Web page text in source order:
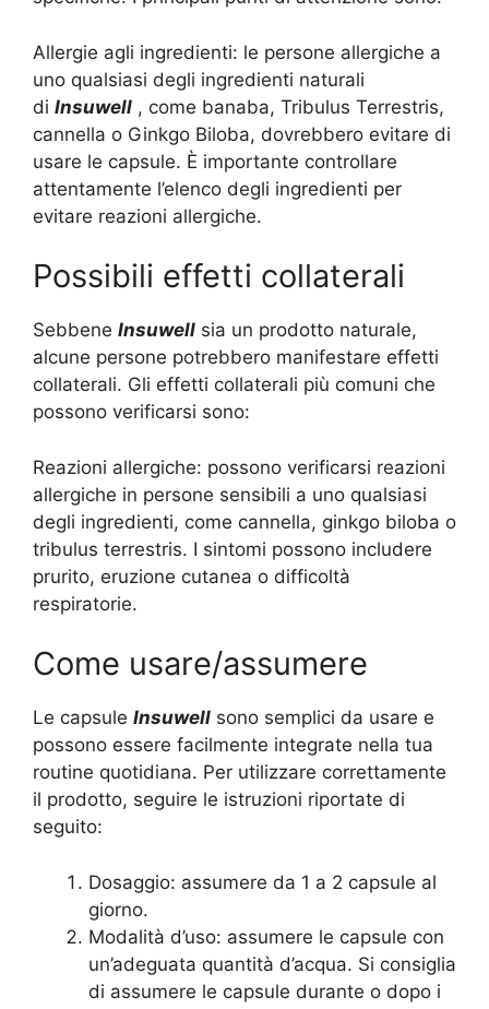
Allergie agli ingredienti: le persone allergiche a
uno qualsiasi degli ingredienti naturali
di Insuwell , come banaba, Tribulus Terrestris,
cannella o Ginkgo Biloba, dovrebbero evitare di
usare le capsule. È importante controllare
attentamente l’elenco degli ingredienti per
evitare reazioni allergiche.
Possibili effetti collaterali
Sebbene Insuwell sia un prodotto naturale,
alcune persone potrebbero manifestare effetti
collaterali. Gli effetti collaterali più comuni che
possono verificarsi sono:
Reazioni allergiche: possono verificarsi reazioni
allergiche in persone sensibili a uno qualsiasi
degli ingredienti, come cannella, ginkgo biloba o
tribulus terrestris. I sintomi possono includere
prurito, eruzione cutanea o difficoltà
respiratorie.
Come usare/assumere
Le capsule Insuwell sono semplici da usare e
possono essere facilmente integrate nella tua
routine quotidiana. Per utilizzare correttamente
il prodotto, seguire le istruzioni riportate di
seguito:
Dosaggio: assumere da 1 a 2 capsule al
giorno.
Modalità d’uso: assumere le capsule con
un’adeguata quantità d’acqua. Si consiglia
di assumere le capsule durante o dopo i